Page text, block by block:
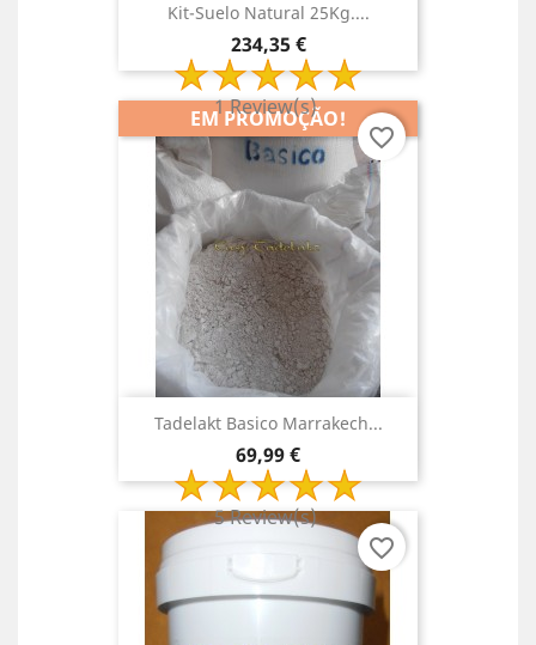
Kit-Suelo Natural 25Kg....
Preço
234,35 €
1 Review(s)
Tadelakt Basico Marrakech...
Preço
69,99 €
5 Review(s)
EM PROMOÇÃO!
favorite_border
favorite_border